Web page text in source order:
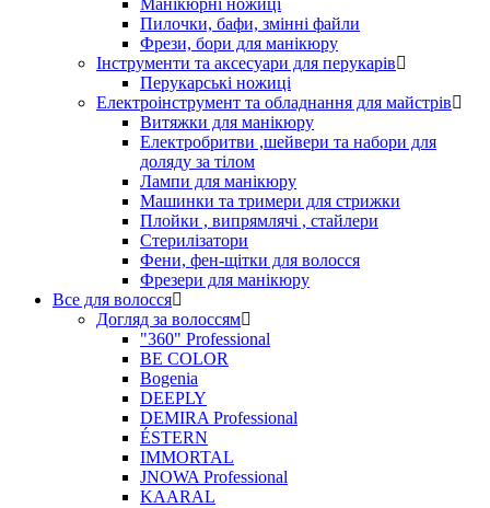
Пилочки, бафи, змінні файли
Фрези, бори для манікюру
Інструменти та аксесуари для перукарів
Перукарські ножиці
Електроінструмент та обладнання для майстрів
Витяжки для манікюру
Електробритви ,шейвери та набори для
доляду за тілом
Лампи для манікюру
Машинки та тримери для стрижки
Плойки , випрямлячі , стайлери
Стерилізатори
Фени, фен-щітки для волосся
Фрезери для манікюру
Все для волосся
Догляд за волоссям
"360" Professional
BE COLOR
Bogenia
DEEPLY
DEMIRA Professional
ÉSTERN
IMMORTAL
JNOWA Professional
KAARAL